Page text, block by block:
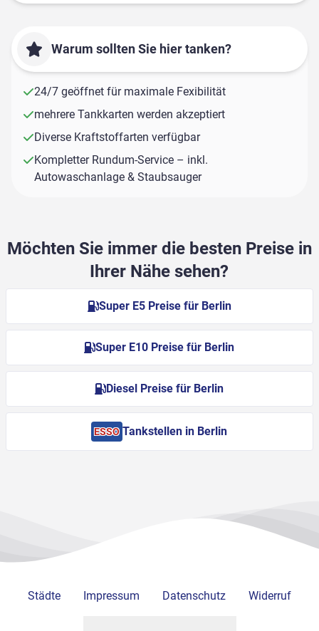
Warum sollten Sie hier tanken?
24/7 geöffnet für maximale Fexibilität
mehrere Tankkarten werden akzeptiert
Diverse Kraftstoffarten verfügbar
Kompletter Rundum-Service – inkl.
Autowaschanlage & Staubsauger
Möchten Sie immer die besten Preise in
Ihrer Nähe sehen?
Super E5 Preise für Berlin
Super E10 Preise für Berlin
Diesel Preise für Berlin
ESSO Tankstellen in Berlin
Städte Impressum Datenschutz Widerruf